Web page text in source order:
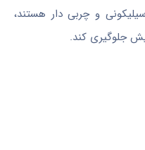
و چربی دار هستند،
جلوگیری کند.